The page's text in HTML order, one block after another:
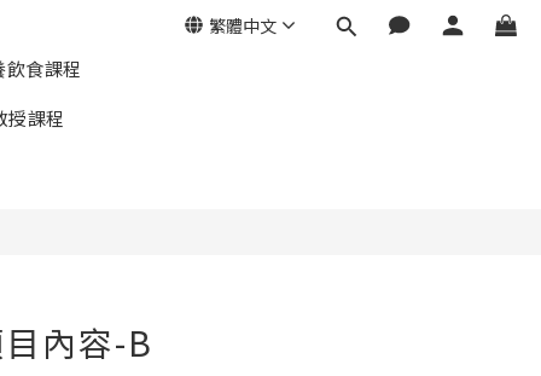
繁體中文
飲食課程
授課程
內容-B